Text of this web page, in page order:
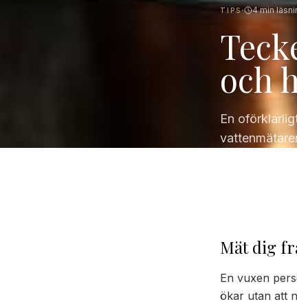
TIPS· 4min
och
En
Mät dig
En vuxen
ökar utan att